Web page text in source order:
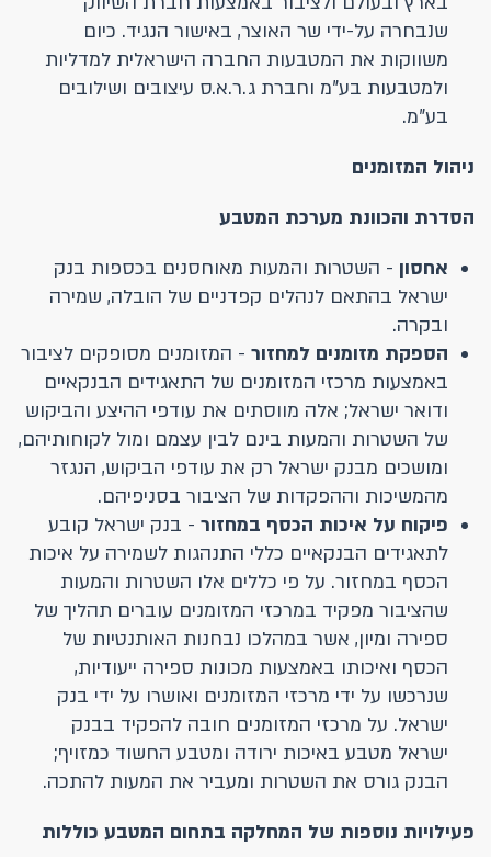
שנבחרה על-ידי שר האוצר, באישור הנגיד. כיום
משווקות את המטבעות החברה הישראלית למדליות
ולמטבעות בע"מ וחברת ג.ר.א.ס עיצובים ושילובים
בע"מ.
ניהול המזומנים
הסדרת והכוונת מערכת המטבע
אחסון - השטרות והמעות מאוחסנים בכספות בנק
ישראל בהתאם לנהלים קפדניים של הובלה, שמירה
ובקרה.
הספקת מזומנים למחזור - המזומנים מסופקים לציבור
באמצעות מרכזי המזומנים של התאגידים הבנקאיים
ודואר ישראל; אלה מווסתים את עודפי ההיצע והביקוש
של השטרות והמעות בינם לבין עצמם ומול לקוחותיהם,
ומושכים מבנק ישראל רק את עודפי הביקוש, הנגזר
מהמשיכות וההפקדות של הציבור בסניפיהם.
פיקוח על איכות הכסף במחזור - בנק ישראל קובע
לתאגידים הבנקאיים כללי התנהגות לשמירה על איכות
הכסף במחזור. על פי כללים אלו השטרות והמעות
שהציבור מפקיד במרכזי המזומנים עוברים תהליך של
ספירה ומיון, אשר במהלכו נבחנות האותנטיות של
הכסף ואיכותו באמצעות מכונות ספירה ייעודיות,
שנרכשו על ידי מרכזי המזומנים ואושרו על ידי בנק
ישראל. על מרכזי המזומנים חובה להפקיד בבנק
ישראל מטבע באיכות ירודה ומטבע החשוד כמזויף;
הבנק גורס את השטרות ומעביר את המעות להתכה.
פעילויות נוספות של המחלקה בתחום המטבע כוללות